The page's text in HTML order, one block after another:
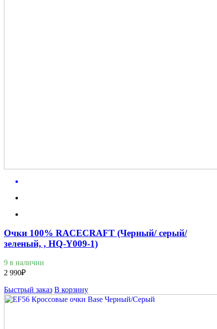
Очки 100% RACECRAFT (Черный/ серый/
зеленый, , HQ-Y009-1)
9 в наличии
2 990₽
Быстрый заказ В корзину